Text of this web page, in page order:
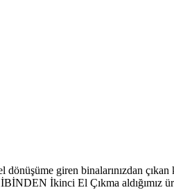
dönüşüme giren binalarınızdan
İkinci El Çıkma aldığımız